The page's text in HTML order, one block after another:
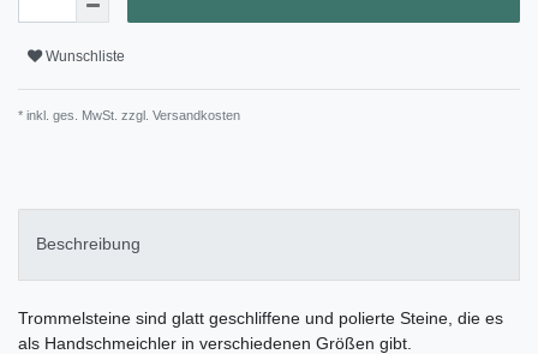
Wunschliste
* inkl. ges. MwSt. zzgl. Versandkosten
Beschreibung
Trommelsteine sind glatt geschliffene und polierte Steine, die es
als Handschmeichler in verschiedenen Größen gibt.